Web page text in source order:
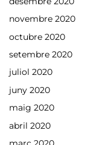
novembre 2020
octubre 2020
setembre 2020
juliol 2020
juny 2020
maig 2020
abril 2020